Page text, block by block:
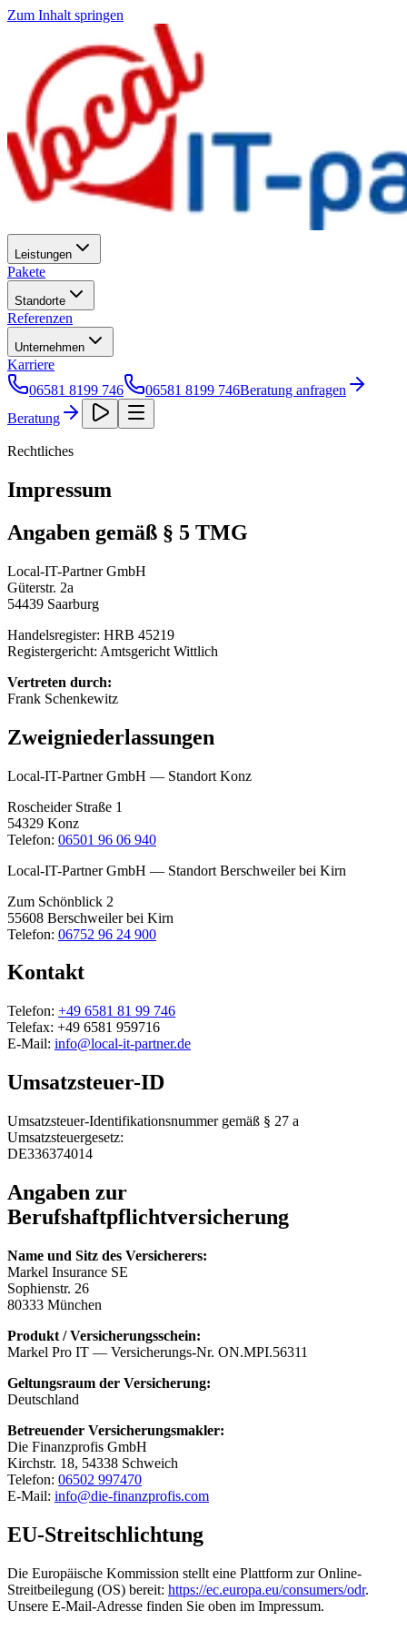
Zum Inhalt springen
Leistungen
Pakete
Standorte
Referenzen
Unternehmen
Karriere
06581 8199 746
06581 8199 746Beratung anfragen
Beratung
Rechtliches
Impressum
Angaben gemäß § 5 TMG
Local-IT-Partner GmbH
Güterstr. 2a
54439 Saarburg
Handelsregister: HRB 45219
Registergericht: Amtsgericht Wittlich
Vertreten durch:
Frank Schenkewitz
Zweigniederlassungen
Local-IT-Partner GmbH — Standort Konz
Roscheider Straße 1
54329 Konz
Telefon: 06501 96 06 940
Local-IT-Partner GmbH — Standort Berschweiler bei Kirn
Zum Schönblick 2
55608 Berschweiler bei Kirn
Telefon: 06752 96 24 900
Kontakt
Telefon: +49 6581 81 99 746
Telefax: +49 6581 959716
E-Mail: info@local-it-partner.de
Umsatzsteuer-ID
Umsatzsteuer-Identifikationsnummer gemäß § 27 a
Umsatzsteuergesetz:
DE336374014
Angaben zur
Berufshaftpflichtversicherung
Name und Sitz des Versicherers:
Markel Insurance SE
Sophienstr. 26
80333 München
Produkt / Versicherungsschein:
Markel Pro IT — Versicherungs-Nr. ON.MPI.56311
Geltungsraum der Versicherung:
Deutschland
Betreuender Versicherungsmakler:
Die Finanzprofis GmbH
Kirchstr. 18, 54338 Schweich
Telefon: 06502 997470
E-Mail: info@die-finanzprofis.com
EU-Streitschlichtung
Die Europäische Kommission stellt eine Plattform zur Online-
Streitbeilegung (OS) bereit: https://ec.europa.eu/consumers/odr.
Unsere E-Mail-Adresse finden Sie oben im Impressum.